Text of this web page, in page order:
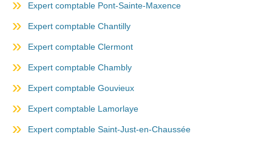
Expert comptable Pont-Sainte-Maxence
Expert comptable Chantilly
Expert comptable Clermont
Expert comptable Chambly
Expert comptable Gouvieux
Expert comptable Lamorlaye
Expert comptable Saint-Just-en-Chaussée